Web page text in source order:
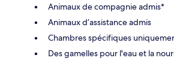
Animaux de compagnie admis*
Animaux d’assistance admis
Chambres spécifiques
Des gamelles pour l'eau et la